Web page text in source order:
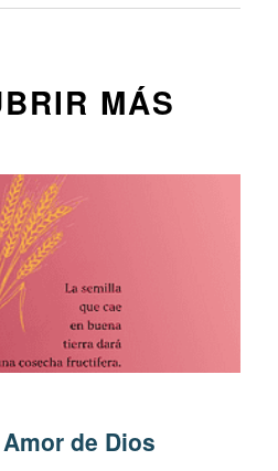
MÁS
de Dios